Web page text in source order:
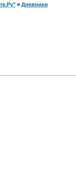
» Дневники